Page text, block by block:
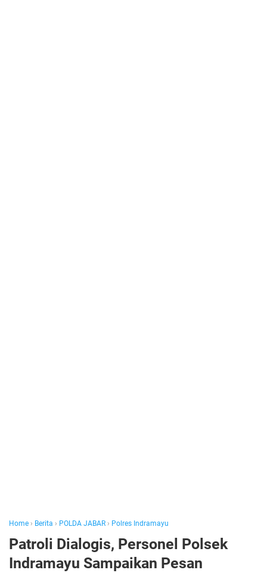
Home › Berita › POLDA JABAR › Polres Indramayu
Patroli Dialogis, Personel Polsek
Indramayu Sampaikan Pesan